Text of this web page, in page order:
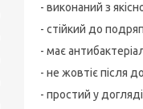
- виконаний з
- стійкий до
- має
- не жовтіє після
- простий у догляді